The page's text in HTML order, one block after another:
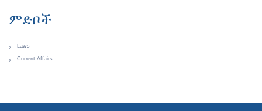
ምድቦች
Laws
Current Affairs